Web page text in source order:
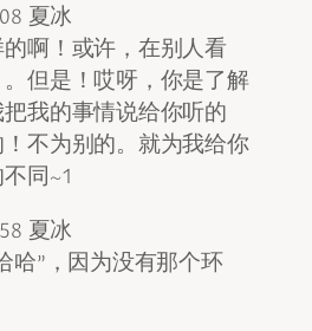
夏冰
啊！或许，在别人看
但是！哎呀，你是了解
我的事情说给你听的
不为别的。就为我给你
同~1
夏冰
哈”，因为没有那个环